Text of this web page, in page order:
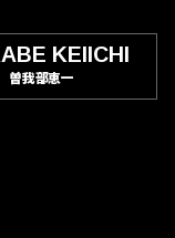
KEIICHI
曽我部恵一